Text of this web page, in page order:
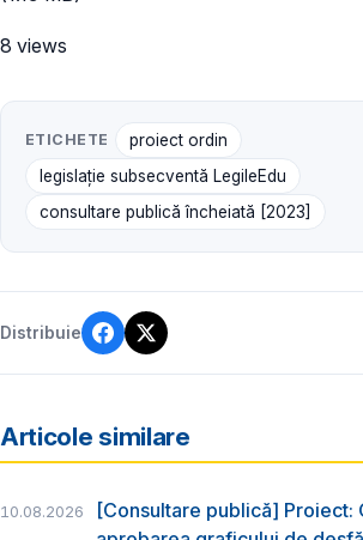
8 views
ETICHETE
proiect ordin
legislație subsecventă LegileEdu
consultare publică încheiată [2023]
Distribuie
Articole similare
10.08.2026
[Consultare publică] Proiect: